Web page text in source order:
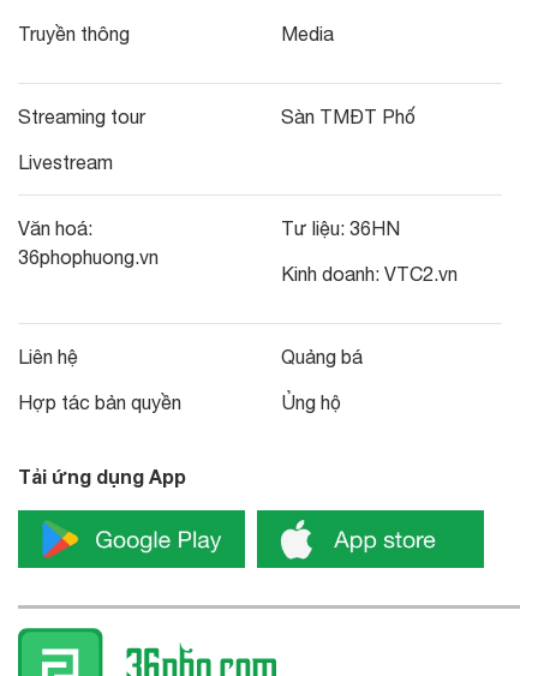
Truyền thông Media
Streaming tour
Livestream
Sàn TMĐT Phố
Văn hoá:
36phophuong.vn
Tư liệu: 36HN
Kinh doanh: VTC2.vn
Liên hệ
Hợp tác bản quyền
Quảng bá
Ủng hộ
Tải ứng dụng App